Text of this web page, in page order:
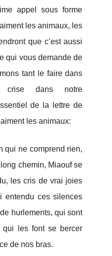
appel sous forme
les animaux, les
que c’est aussi
qui vous demande de
tant le faire dans
crise dans notre
de la lettre de
les animaux:
qui ne comprend rien,
chemin, Miaouf se
les cris de vrai joies
entendu ces silences
hurlements, qui sont
qui les font se bercer
de nos bras.